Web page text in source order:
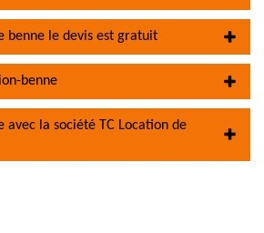
benne le devis est gratuit
benne
avec la société TC Location de